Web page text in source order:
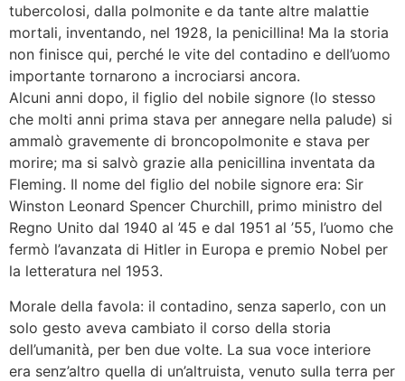
tubercolosi, dalla polmonite e da tante altre malattie
mortali, inventando, nel 1928, la penicillina! Ma la storia
non finisce qui, perché le vite del contadino e dell’uomo
importante tornarono a incrociarsi ancora.
Alcuni anni dopo, il figlio del nobile signore (lo stesso
che molti anni prima stava per annegare nella palude) si
ammalò gravemente di broncopolmonite e stava per
morire; ma si salvò grazie alla penicillina inventata da
Fleming. Il nome del figlio del nobile signore era: Sir
Winston Leonard Spencer Churchill, primo ministro del
Regno Unito dal 1940 al ’45 e dal 1951 al ’55, l’uomo che
fermò l’avanzata di Hitler in Europa e premio Nobel per
la letteratura nel 1953.
Morale della favola: il contadino, senza saperlo, con un
solo gesto aveva cambiato il corso della storia
dell’umanità, per ben due volte. La sua voce interiore
era senz’altro quella di un’altruista, venuto sulla terra per